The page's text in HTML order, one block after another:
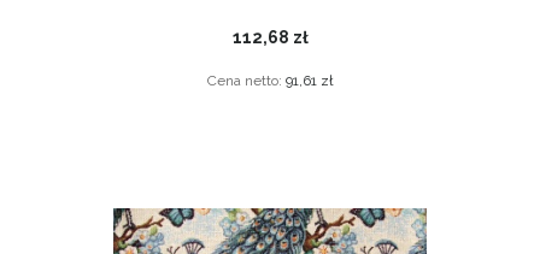
112,68 zł
Cena netto: 91,61 zł